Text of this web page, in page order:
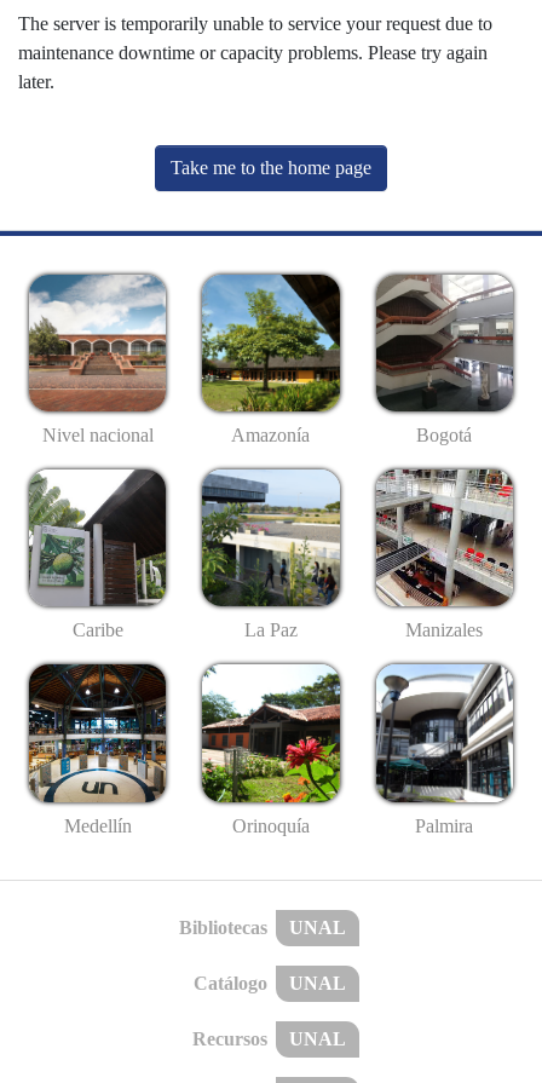
The server is temporarily unable to service your request due to
maintenance downtime or capacity problems. Please try again
later.
Take me to the home page
Nivel nacional Amazonía Bogotá
Caribe La Paz Manizales
Medellín Orinoquía Palmira
Bibliotecas UNAL
Catálogo UNAL
Recursos UNAL